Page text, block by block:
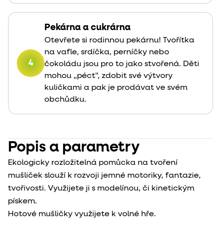
4
Pekárna a cukrárna
Otevřete si rodinnou pekárnu! Tvořítka
na vafle, srdíčka, perníčky nebo
čokoládu jsou pro to jako stvořená. Děti
mohou „péct", zdobit své výtvory
kuličkami a pak je prodávat ve svém
obchůdku.
Popis a parametry
Ekologicky rozložitelná pomůcka na tvoření
mušliček slouží k rozvoji jemné motoriky, fantazie,
tvořivosti. Využijete ji s modelínou, či kinetickým
pískem.
Hotové mušličky využijete k volné hře.